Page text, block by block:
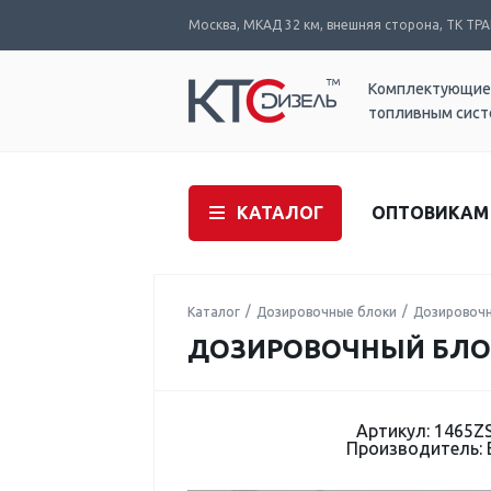
Москва, МКАД 32 км, внешняя сторона, ТК
Комплектующие
топливным
КАТАЛОГ ОПТОВИКАМ
Каталог Дозировочные блоки
ДОЗИРОВОЧНЫЙ БЛОК
Артикул:
Производитель: